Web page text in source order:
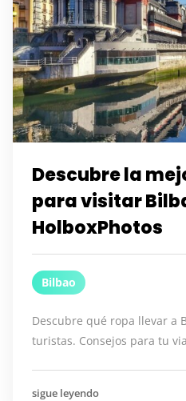
Descubre la
para visitar
HolboxPhotos
Bilbao
Descubre qué ropa llevar a
turistas. Consejos para tu
sigue leyendo